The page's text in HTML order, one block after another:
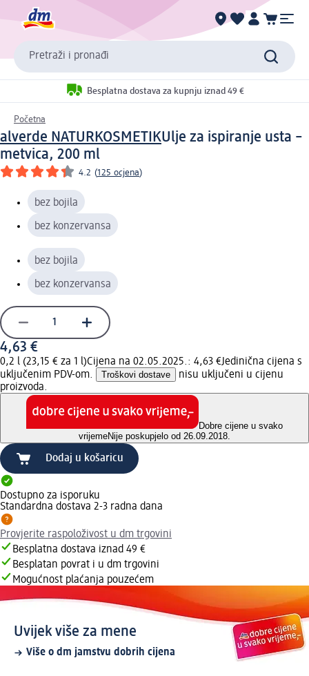
Pretraži i pronađi
Besplatna dostava za kupnju iznad 49 €
Početna
alverde NATURKOSMETIKUlje za ispiranje usta –
metvica, 200 ml
4.2 (125 ocjena)
bez bojila
bez konzervansa
bez bojila
bez konzervansa
4,63 €
0,2 l (23,15 € za 1 l)Cijena na 02.05.2025.: 4,63 €Jedinična cijena s
uključenim PDV-om.
Troškovi dostave
nisu uključeni u cijenu
proizvoda.
Dobre cijene u svako
vrijemeNije poskupjelo od 26.09.2018.
Dodaj u košaricu
Dostupno za isporuku
Standardna dostava 2-3 radna dana
Provjerite raspoloživost u dm trgovini
Besplatna dostava iznad 49 €
Besplatan povrat i u dm trgovini
Mogućnost plaćanja pouzećem
Uvijek više za mene
Više o dm jamstvu dobrih cijena